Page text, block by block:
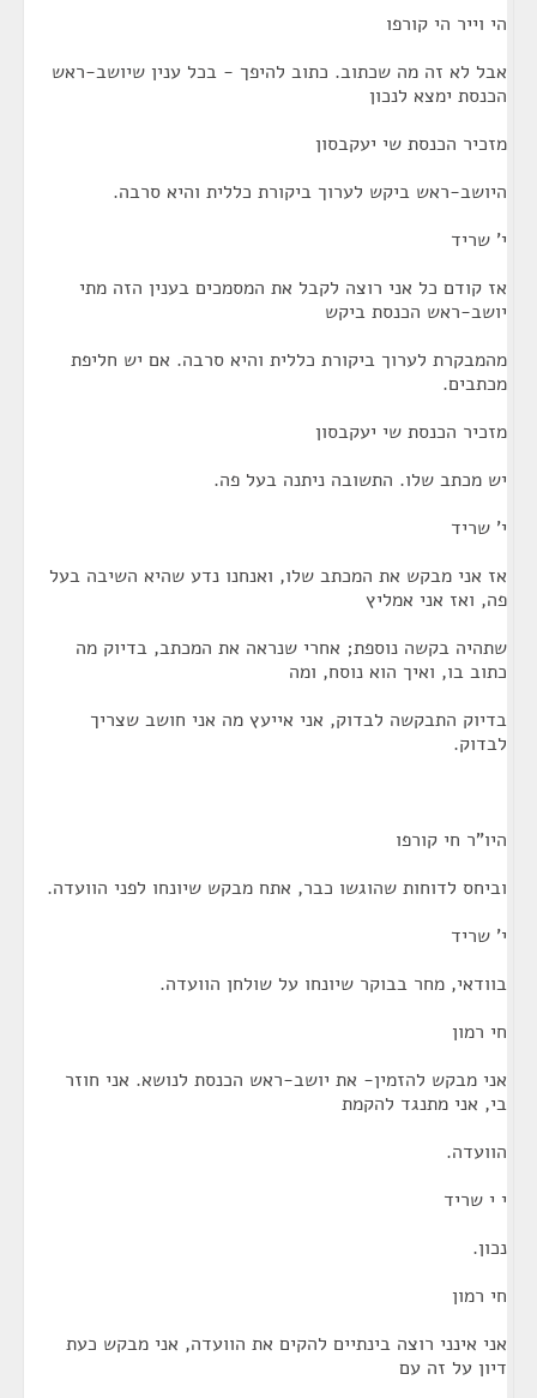
הי וייר הי קורפו
אבל לא זה מה שכתוב. כתוב להיפך - בכל ענין שיושב-ראש
הכנסת ימצא לנכון
מזכיר הכנסת שי יעקבסון
היושב-ראש ביקש לערוך ביקורת כללית והיא סרבה.
י' שריד
אז קודם כל אני רוצה לקבל את המסמכים בענין הזה מתי
יושב-ראש הכנסת ביקש
מהמבקרת לערוך ביקורת כללית והיא סרבה. אם יש חליפת
מכתבים.
מזכיר הכנסת שי יעקבסון
יש מכתב שלו. התשובה ניתנה בעל פה.
י' שריד
אז אני מבקש את המכתב שלו, ואנחנו נדע שהיא השיבה בעל
פה, ואז אני אמליץ
שתהיה בקשה נוספת; אחרי שנראה את המכתב, בדיוק מה
כתוב בו, ואיך הוא נוסח, ומה
בדיוק התבקשה לבדוק, אני אייעץ מה אני חושב שצריך
לבדוק.
היו"ר חי קורפו
וביחס לדוחות שהוגשו כבר, אתח מבקש שיונחו לפני הוועדה.
י' שריד
בוודאי, מחר בבוקר שיונחו על שולחן הוועדה.
חי רמון
אני מבקש להזמין- את יושב-ראש הכנסת לנושא. אני חוזר
בי, אני מתנגד להקמת
הוועדה.
י י שריד
נכון.
חי רמון
אני אינני רוצה בינתיים להקים את הוועדה, אני מבקש כעת
דיון על זה עם